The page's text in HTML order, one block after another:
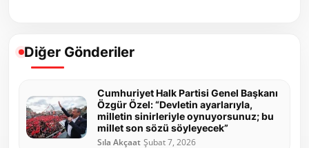
Diğer Gönderiler
Cumhuriyet Halk Partisi Genel Başkanı
Özgür Özel: “Devletin ayarlarıyla,
milletin sinirleriyle oynuyorsunuz; bu
millet son sözü söyleyecek”
Sıla Akçaat Şubat 7, 2026